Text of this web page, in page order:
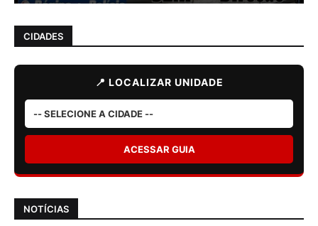
CIDADES
📍 LOCALIZAR UNIDADE
ACESSAR GUIA
NOTÍCIAS